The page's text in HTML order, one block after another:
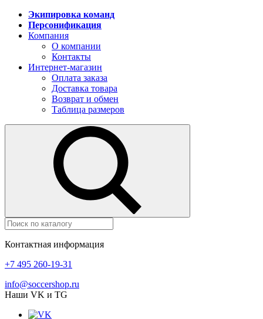
Экипировка команд
Персонификация
Компания
О компании
Контакты
Интернет-магазин
Оплата заказа
Доставка товара
Возврат и обмен
Таблица размеров
Контактная информация
+7 495 260-19-31
info@soccershop.ru
Наши VK и TG